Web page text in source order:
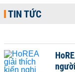
TIN TỨC